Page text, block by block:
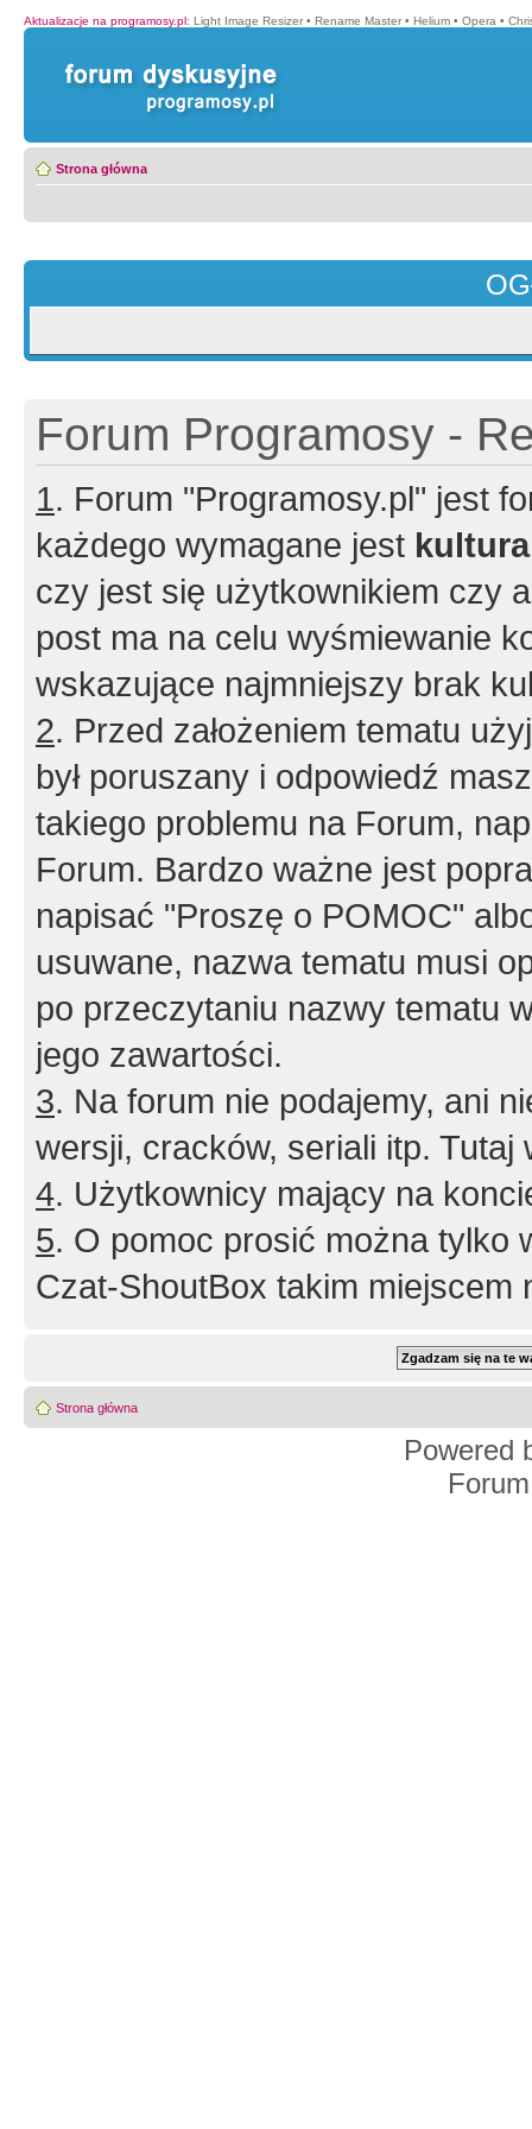
Aktualizacje na programosy.pl: Light Image Resizer • Rename Master • Helium • Opera •
Strona główna
Forum Programosy -
1. Forum "Programosy.pl" jest
każdego wymagane jest
czy jest się użytkownikiem czy
post ma na celu wyśmiewanie
wskazujące najmniejszy brak
2. Przed założeniem tematu
był poruszany i odpowiedź
takiego problemu na Forum,
Forum. Bardzo ważne jest
napisać "Proszę o POMOC"
usuwane, nazwa tematu musi
po przeczytaniu nazwy tematu
jego zawartości.
3. Na forum nie podajemy, ani
wersji, cracków, seriali itp. Tutaj
4. Użytkownicy mający na
5. O pomoc prosić można tylko
Czat-ShoutBox takim miejscem
Strona główna
Powered